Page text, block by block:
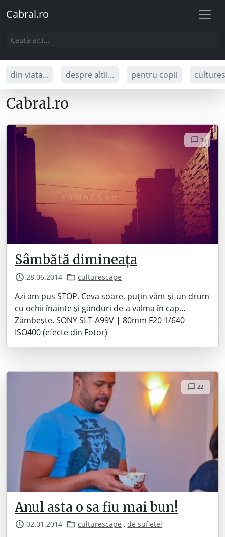
Cabral.ro
din viata... despre altii... pentru copii
Cabral.ro
3
Sâmbătă dimineața
28.06.2014 culturescape
Azi am pus STOP. Ceva soare, puțin vânt și-un drum
cu ochii înainte și gânduri de-a valma în cap…
Zâmbește. SONY SLT-A99V | 80mm F20 1/640
ISO400 (efecte din Fotor)
22
Anul asta o sa fiu mai bun!
02.01.2014 culturescape ,de sufletel